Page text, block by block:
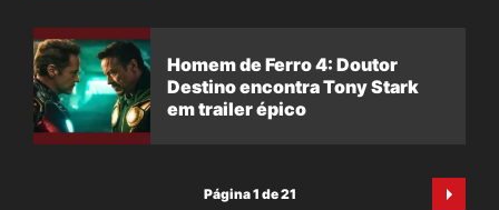
Homem de Ferro 4: Doutor
Destino encontra Tony Stark
em trailer épico
Página 1 de 21